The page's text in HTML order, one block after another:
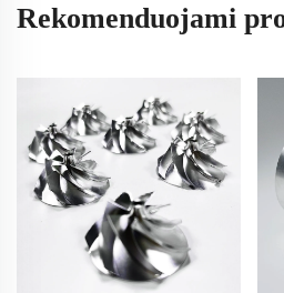
Rekomenduojami